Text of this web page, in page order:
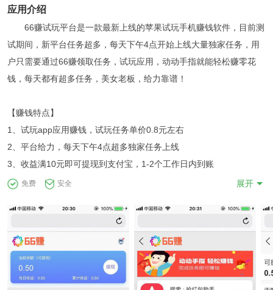
应用介绍
66赚试玩平台是一款最新上线的苹果试玩手机赚钱软件，目前测
试期间，新平台任务超多，每天下午4点开始上线大量独家任务，用
户只需要通过66赚领取任务，试玩应用，动动手指就能轻松赚零花
钱，每天都有超多任务，美女老板，给力靠谱！
【赚钱特点】
1、试玩app应用赚钱，试玩任务单价0.8元左右
2、平台给力，每天下午4点超多独家任务上线
3、收益满10元即可提现到支付宝，1-2个工作日内到账
免费 安全 展开